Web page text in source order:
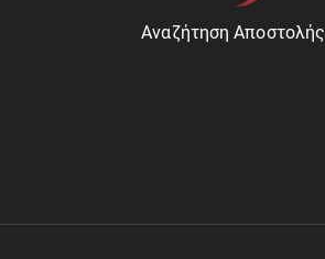
Αναζήτηση Αποστολής